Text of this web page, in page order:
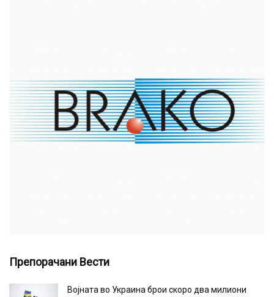
Препорачани Вести
Војната во Украина брои скоро два милиони